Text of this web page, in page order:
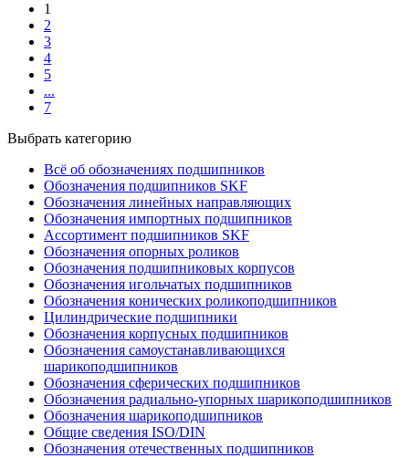
1
2
3
4
5
...
7
Выбрать категорию
Всё об обозначениях подшипников
Обозначения подшипников SKF
Обозначения линейных направляющих
Обозначения импортных подшипников
Ассортимент подшипников SKF
Обозначения опорных роликов
Обозначения подшипниковых корпусов
Обозначения игольчатых подшипников
Обозначения конических роликоподшипников
Цилиндрические подшипники
Обозначения корпусных подшипников
Обозначения самоустанавливающихся
шарикоподшипников
Обозначения сферических подшипников
Обозначения радиально-упорных шарикоподшипников
Обозначения шарикоподшипников
Общие сведения ISO/DIN
Обозначения отечественных подшипников